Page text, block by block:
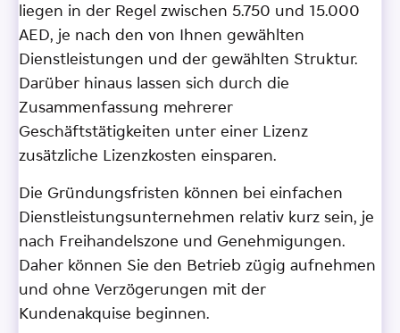
liegen in der Regel zwischen 5.750 und 15.000
AED, je nach den von Ihnen gewählten
Dienstleistungen und der gewählten Struktur.
Darüber hinaus lassen sich durch die
Zusammenfassung mehrerer
Geschäftstätigkeiten unter einer Lizenz
zusätzliche Lizenzkosten einsparen.
Die Gründungsfristen können bei einfachen
Dienstleistungsunternehmen relativ kurz sein, je
nach Freihandelszone und Genehmigungen.
Daher können Sie den Betrieb zügig aufnehmen
und ohne Verzögerungen mit der
Kundenakquise beginnen.